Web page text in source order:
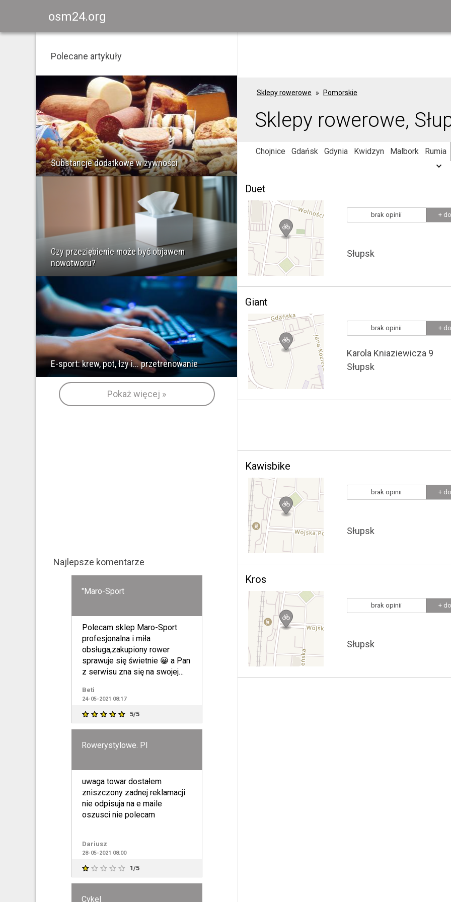
osm24.org
Sklepy rowerowe Pomorskie
Sklepy rowerowe,
Chojnice Gdańsk Gdynia Kwidzyn Malbork Rumia
Duet
brak opinii +
Słupsk
Giant
brak opinii +
Karola Kniaziewicza 9
Słupsk
Kawisbike
brak opinii +
Słupsk
Kros
brak opinii +
Słupsk
Polecane artykuły
Substancje dodatkowe w żywności
Czy przeziębienie może być objawem
nowotworu?
E-sport: krew, pot, łzy i... przetrenowanie
Pokaż więcej »
Najlepsze komentarze
"Maro-Sport
Polecam sklep Maro-Sport
profesjonalna i miła
obsługa,zakupiony rower
sprawuje się świetnie 😀 a Pan
z serwisu zna się na swojej
rowe
Beti
24-05-2021 08:17
5/5
Rowerystylowe. Pl
uwaga towar dostałem
zniszczony zadnej reklamacji
nie odpisuja na e maile
oszusci nie polecam
Dariusz
28-05-2021 08:00
1/5
Cykel